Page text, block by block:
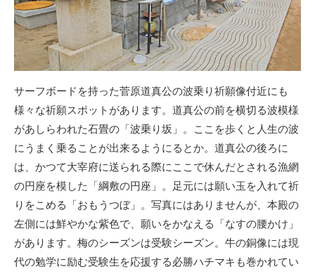
サーフボードを持った菅原道真公の波乗り祈願像付近にも
様々な祈願スポットがあります。道真公の前を横切る波模様
があしらわれた石畳の「波乗り坂」。ここを歩くと人生の波
にうまく乗ることが出来るようにるとか。道真公の後ろに
は、かつて大宰府に送られる際にここで休んだとされる漁網
の円座を模した「綱敷の円座」。足元には願い玉を入れて祈
りをこめる「おもうつぼ」。写真にはありませんが、本殿の
左側には鮮やかな紫色で、願いをかなえる「なすの腰かけ」
があります。梅のシーズンは受験シーズン。牛の銅像には現
代の勉学に励む受験生を応援する必勝ハチマキも巻かれてい